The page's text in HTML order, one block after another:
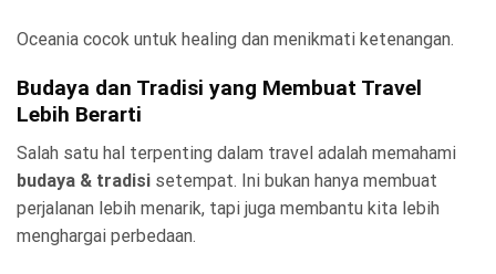
Oceania cocok untuk healing dan menikmati ketenangan.
Budaya dan Tradisi yang Membuat Travel
Lebih Berarti
Salah satu hal terpenting dalam travel adalah memahami
budaya & tradisi setempat. Ini bukan hanya membuat
perjalanan lebih menarik, tapi juga membantu kita lebih
menghargai perbedaan.